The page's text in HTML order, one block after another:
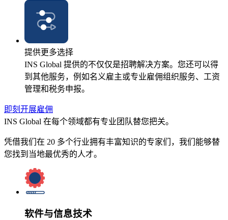
提供更多选择
INS Global 提供的不仅仅是招聘解决方案。您还可以得
到其他服务，例如名义雇主或专业雇佣组织服务、工资
管理和税务申报。
即刻开展雇佣
INS Global 在每个领域都有专业团队替您把关。
凭借我们在 20 多个行业拥有丰富知识的专家们，我们能够替
您找到当地最优秀的人才。
软件与信息技术